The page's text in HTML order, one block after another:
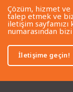
Çözüm, hizmet
talep etmek ve
iletişim
numarasından
İletişime geçin!